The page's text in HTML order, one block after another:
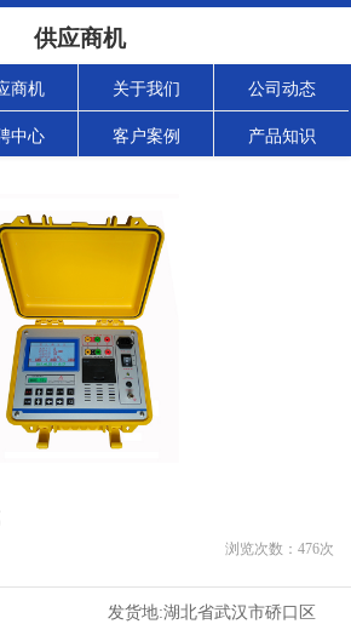
供应商机
商机 关于我们 公司动态
中心 客户案例 产品知识
浏览次数： 476次
发货地:湖北省武汉市硚口区